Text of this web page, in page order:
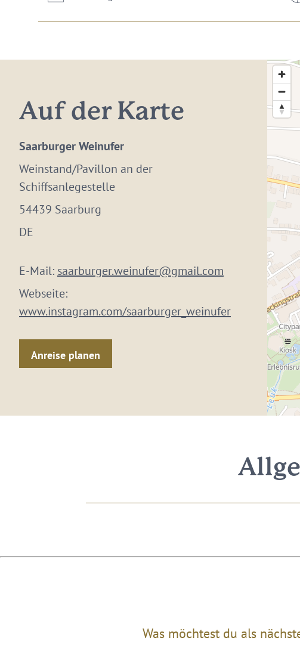
Auf der Karte
Saarburger Weinufer
Weinstand/Pavillon an der
Schiffsanlegestelle
54439 Saarburg
DE
E-Mail: saarburger.weinufer@gmail.com
Webseite:
www.instagram.com/saarburger_weinufer
Anreise planen
Was möchtest du als